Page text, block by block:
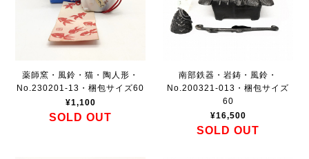
薬師窯・風鈴・猫・陶人形・
No.230201-13・梱包サイズ60
¥1,100
SOLD OUT
南部鉄器・岩鋳・風鈴・
No.200321-013・梱包サイズ
60
¥16,500
SOLD OUT